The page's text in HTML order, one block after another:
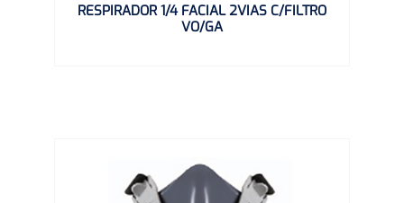
RESPIRADOR 1/4 FACIAL 2VIAS C/FILTRO
VO/GA